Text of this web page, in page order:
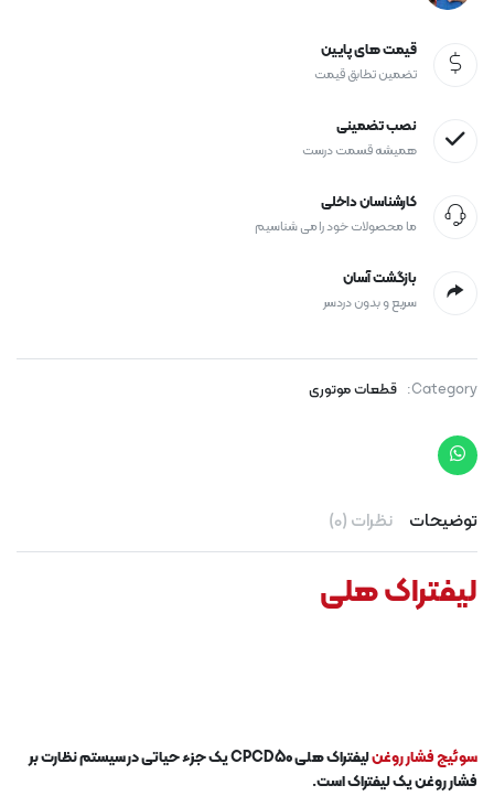
قیمت های پایین
تضمین تطابق قیمت
نصب تضمینی
همیشه قسمت درست
کارشناسان داخلی
ما محصولات خود را می شناسیم
بازگشت آسان
سریع و بدون دردسر
Category: قطعات موتوری
توضیحات نظرات (0)
لیفتراک هلی
سوئیچ فشار روغن
لیفتراک هلی CPCD50 یک جزء حیاتی در سیستم نظارت بر
فشار روغن یک لیفتراک است.